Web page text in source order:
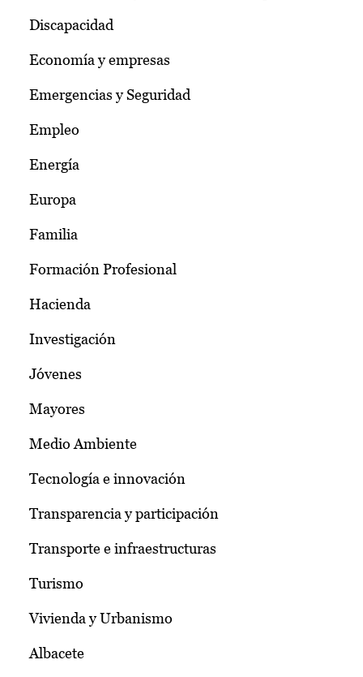
Discapacidad
Economía y empresas
Emergencias y Seguridad
Empleo
Energía
Europa
Familia
Formación Profesional
Hacienda
Investigación
Jóvenes
Mayores
Medio Ambiente
Tecnología e innovación
Transparencia y participación
Transporte e infraestructuras
Turismo
Vivienda y Urbanismo
Albacete